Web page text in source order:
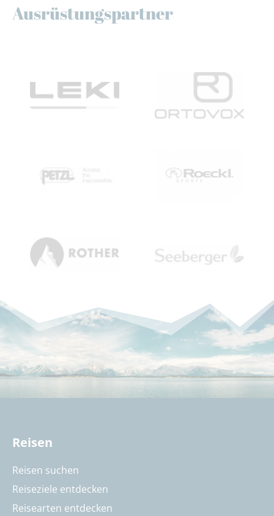
Ausrüstungspartner
Reisen
Reisen suchen
Reiseziele entdecken
Reisearten entdecken